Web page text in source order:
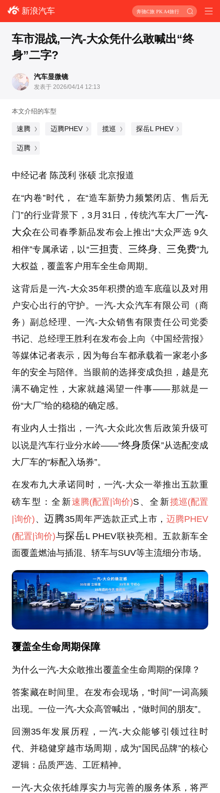
新浪汽车 奔驰C旅 PK A4旅行
车市混战,一汽-大众凭什么敢喊出“终
身”二字?
汽车显微镜
发表于 2026/04/14 12:13
本文介绍的车型
速腾 迈腾PHEV 揽巡 探岳L PHEV
迈腾
中经记者 陈茂利 张硕 北京报道
在“内卷”时代， 在“造车新势力频繁闭店、售后无
门”的行业背景下，3月31日，传统汽车大厂一汽-
大众在公司春季新品发布会上推出“大众严选 9久
相伴”专属承诺，以“三担责、 三终身、 三免费”九
大权益，覆盖客户用车全生命周期。
这背后是一汽-大众35年积攒的造车底蕴以及对用
户安心出行的守护。一汽-大众汽车有限公司（商
务）副总经理、一汽-大众销售有限责任公司党委
书记、总经理王胜利在发布会上向《中国经营报》
等媒体记者表示，因为每台车都承载着一家老小多
年的安全与陪伴。当眼前的选择变成负担，越是充
满不确定性，大家就越渴望一件事——那就是一
份“大厂”给的稳稳的确定感。
有业内人士指出，一汽-大众此次售后政策升级可
以说是汽车行业分水岭——“终身质保”从选配变成
大厂车的“标配入场券”。
在发布九大承诺同时，一汽-大众一举推出五款重
磅车型：全新速腾(配置|询价)S、全新揽巡(配置
|询价) 、迈腾35周年严选款正式上市，迈腾PHEV
(配置|询价)与探岳L PHEV联袂亮相。五款新车全
面覆盖燃油与插混、轿车与SUV等主流细分市场。
覆盖全生命周期保障
为什么一汽-大众敢推出覆盖全生命周期的保障？
答案藏在时间里。在发布会现场，“时间”一词高频
出现。一位一汽-大众高管喊出，“做时间的朋友”。
回溯35年发展历程，一汽-大众能够引领过往时
代、并稳健穿越市场周期，成为“国民品牌”的核心
逻辑：品质严选、工匠精神。
一汽-大众依托雄厚实力与完善的服务体系，将严